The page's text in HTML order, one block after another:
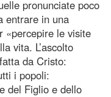
pronunciate poco
entrare in una
«percepire le visite
vita. L’ascolto
da Cristo:
i popoli:
del Figlio e dello